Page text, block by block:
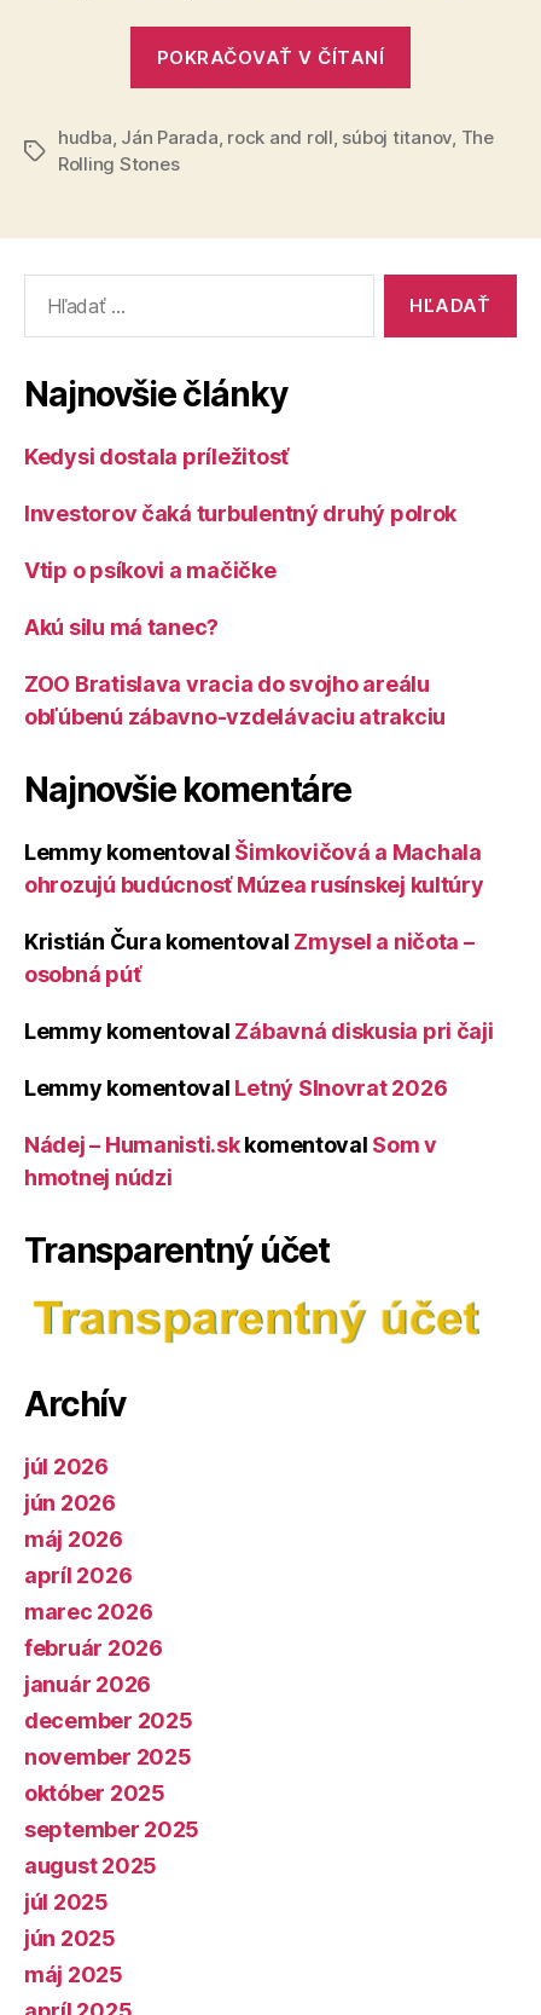
POKRAČOVAŤ V ČÍTANÍ
Značky
hudba, Ján Parada, rock and roll, súboj titanov, The
Rolling Stones
Najnovšie články
Kedysi dostala príležitosť
Investorov čaká turbulentný druhý polrok
Vtip o psíkovi a mačičke
Akú silu má tanec?
ZOO Bratislava vracia do svojho areálu
obľúbenú zábavno-vzdelávaciu atrakciu
Najnovšie komentáre
Lemmy komentoval Šimkovičová a Machala
ohrozujú budúcnosť Múzea rusínskej kultúry
Kristián Čura komentoval Zmysel a ničota –
osobná púť
Lemmy komentoval Zábavná diskusia pri čaji
Lemmy komentoval Letný Slnovrat 2026
Nádej – Humanisti.skkomentoval Som v
hmotnej núdzi
Transparentný účet
Archív
júl 2026
jún 2026
máj 2026
apríl 2026
marec 2026
február 2026
január 2026
december 2025
november 2025
október 2025
september 2025
august 2025
júl 2025
jún 2025
máj 2025